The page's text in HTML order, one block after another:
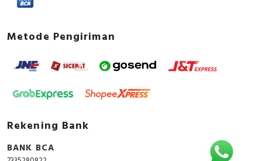
section multi-wired
millimetre
Documents
Declaration of conformity - UK1007387-0
Metode Pengiriman
Rekening Bank
BANK BCA